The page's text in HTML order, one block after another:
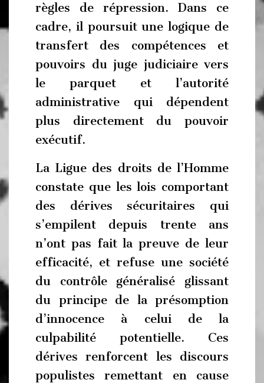
règles de répression. Dans ce
cadre, il poursuit une logique de
transfert des compétences et
pouvoirs du juge judiciaire vers
le parquet et l’autorité
administrative qui dépendent
plus directement du pouvoir
exécutif.
La Ligue des droits de l’Homme
constate que les lois comportant
des dérives sécuritaires qui
s’empilent depuis trente ans
n’ont pas fait la preuve de leur
efficacité, et refuse une société
du contrôle généralisé glissant
du principe de la présomption
d’innocence à celui de la
culpabilité potentielle. Ces
dérives renforcent les discours
populistes remettant en cause